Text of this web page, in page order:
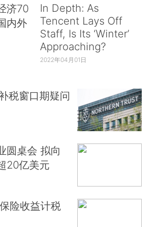
济70
内外
In Depth: As
Tencent Lays Off
Staff, Is Its ‘Winter’
Approaching?
2022年04月01日
税窗口期疑问
圆桌会 拟向
20亿美元
险收益计税